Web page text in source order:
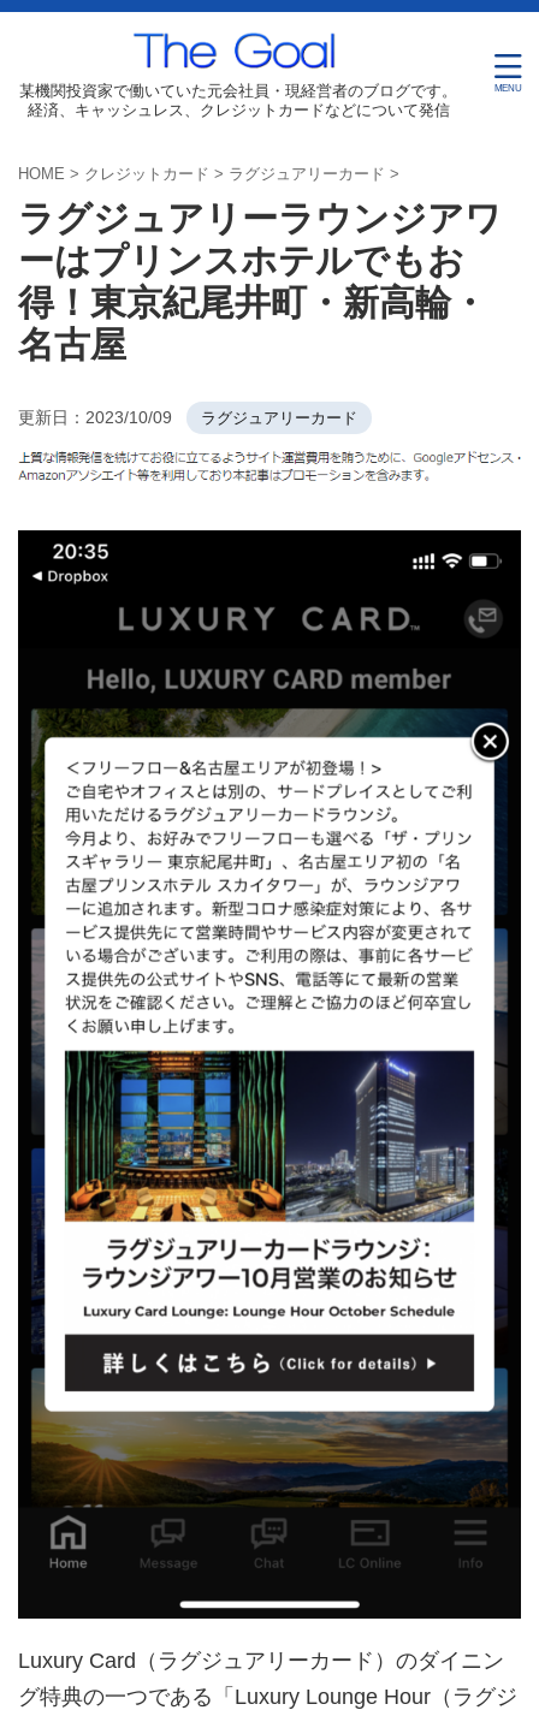
某機関投資家で働いていた元会社員・現経営者のブログです。
経済、キャッシュレス、クレジットカードなどについて発信
HOME > クレジットカード > ラグジュアリーカード >
ラグジュアリーラウンジアワ
ーはプリンスホテルでもお
得！東京紀尾井町・新高輪・
名古屋
更新日： 2023/10/09 ラグジュアリーカード
Luxury Card（ラグジュアリーカード）のダイニン
グ特典の一つである「Luxury Lounge Hour（ラグジ